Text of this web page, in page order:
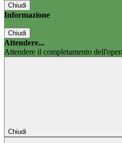
Chiudi
Informazione
Chiudi
Attendere...
Attendere il completamento
Chiudi